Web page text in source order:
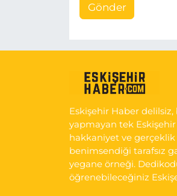
Gönder
Eskişehir Haber
yapmayan tek
hakkaniyet ve
benimsendiği tarafsız
yegane örneği.
öğrenebileceğiniz